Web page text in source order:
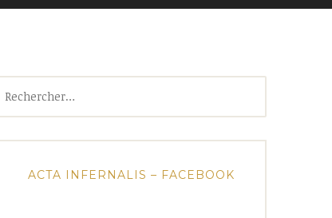
ACTA INFERNALIS – FACEBOOK